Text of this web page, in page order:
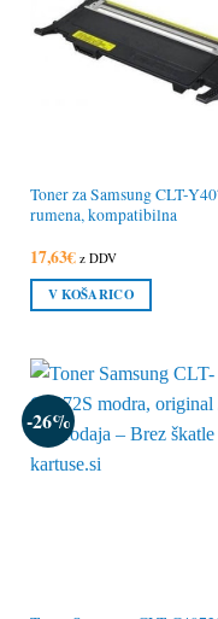
Toner za Samsung CLT-
rumena, kompatibilna
17,63€ z DDV
V KOŠARICO
-26%